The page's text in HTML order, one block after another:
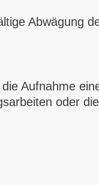
Abwägung
Aufnahme
oder